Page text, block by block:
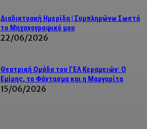
Διαδικτυακή Ημερίδα | Συμπληρώνω Σωστά
το Μηχανογραφικό μου
22/06/2026
Θεατρική Ομάδα του ΓΕΛ Κεραμειών: Ο
Εμίρης, το Φάντασμα και η Μαργαρίτα
15/06/2026